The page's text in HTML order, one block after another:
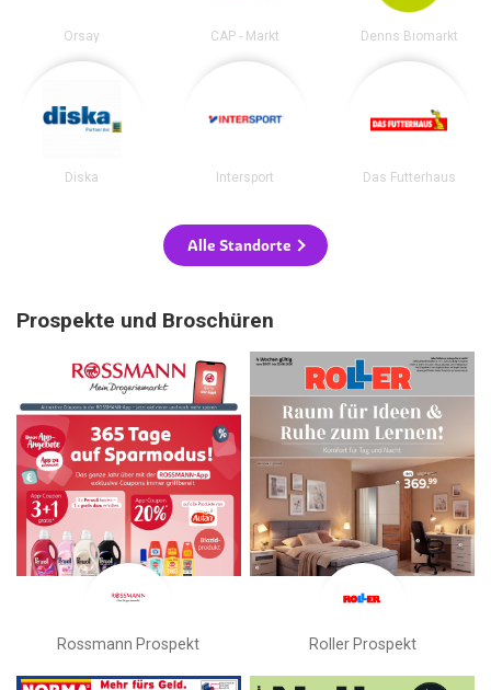
Orsay CAP - Markt Denns Biomarkt
Diska Intersport Das Futterhaus
Alle Standorte
Prospekte und Broschüren
Rossmann Prospekt Roller Prospekt